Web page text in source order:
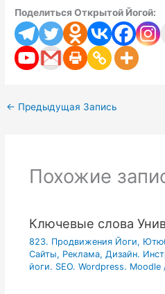
Поделиться Открытой Йогой:
← Предыдущая Запись
Похожие
Ключевые слова
823. Продвижения Йоги,
Сайты, Реклама, Дизайн.
йоги. SEO. Wordpress. Moodle